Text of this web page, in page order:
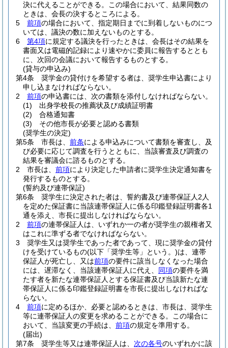
決に代えることができる。
この場合において、結果同数の
ときは、会長の決するところによる。
5
前項の場合において、指定期日までに到着しないものにつ
いては、議決の数に加えないものとする。
6
第4項に規定する議決を行ったときは、会長はその結果を
書面又は電磁的記録により速やかに委員に報告するととも
に、次回の会議において報告するものとする。
(貸与の申込み)
第4条
奨学金の貸付けを希望する者は、奨学生申込書により
申し込まなければならない。
2
前項の申込書には、次の書類を添付しなければならない。
(1)
出身学校長の推薦状及び成績証明書
(2)
合格通知書
(3)
その他市長が必要と認める書類
(奨学生の決定)
第5条
市長は、 前条による申込みについて書類を審査し、及
び必要に応じて調査を行うとともに、当該審査及び調査の
結果を審議会に諮るものとする。
2
市長は、 前項により決定した申請者に奨学生決定通知書を
発行するものとする。
(誓約及び連帯保証)
第6条
奨学生に決定された者は、誓約書及び連帯保証人2人
を定めた保証書に当該連帯保証人に係る印鑑登録証明書各1
通を添え、市長に提出しなければならない。
2
前項の連帯保証人は、いずれか一の者が奨学生の親権者又
はこれに準ずる者でなければならない。
3
奨学生又は奨学生であった者であって、現に奨学金の貸付
けを受けているもの(以下「奨学生等」という。)は、連帯
保証人が死亡し、又は前項の要件に該当しなくなった場合
には、遅滞なく、当該連帯保証人に代え、 同項の要件を満
たす者を新たな連帯保証人とする保証書及び当該新たな連
帯保証人に係る印鑑登録証明書を市長に提出しなければな
らない。
4
前項に定めるほか、必要と認めるときは、市長は、奨学生
等に連帯保証人の変更を求めることができる。
この場合に
おいて、当該変更の手続は、 前項の規定を準用する。
(届出)
第7条
奨学生等又は連帯保証人は、 次の各号のいずれかに該